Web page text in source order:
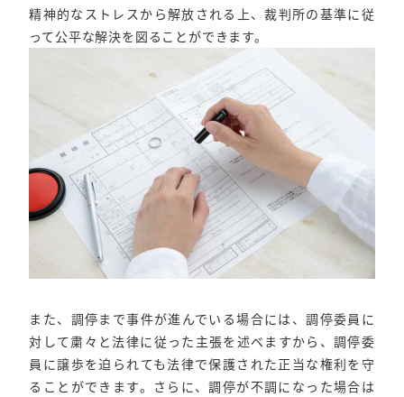
精神的なストレスから解放される上、裁判所の基準に従
って公平な解決を図ることができます。
また、調停まで事件が進んでいる場合には、調停委員に
対して粛々と法律に従った主張を述べますから、調停委
員に譲歩を迫られても法律で保護された正当な権利を守
ることができます。さらに、調停が不調になった場合は